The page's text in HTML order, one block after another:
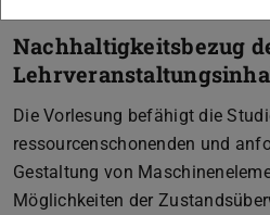
Nachhaltigkeitsbezug
Die Vorlesung befähigt die
ressourcenschonenden und
Gestaltung von
Möglichkeiten der